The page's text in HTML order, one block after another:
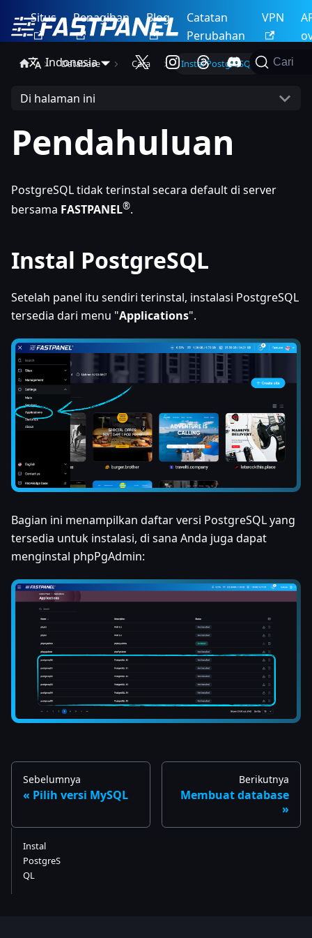
Situs Penagihan Blog
Catatan
Perubahan
VPN
Indonesia
Cari
Database Cara Instal PostgreSQL
Di halaman ini
Pendahuluan
PostgreSQL tidak terinstal secara default di server
bersama FASTPANEL®.
Instal PostgreSQL
Setelah panel itu sendiri terinstal, instalasi PostgreSQL
tersedia dari menu "Applications".
Bagian ini menampilkan daftar versi PostgreSQL yang
tersedia untuk instalasi, di sana Anda juga dapat
menginstal phpPgAdmin:
Sebelumnya
Pilih versi MySQL
Berikutnya
Membuat database
Instal
PostgreS
QL